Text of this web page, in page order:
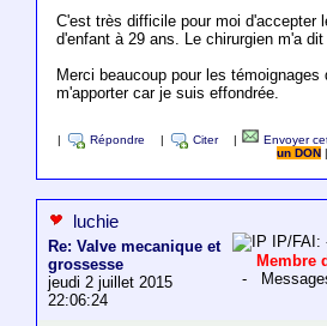
C'est très difficile pour moi d'accepter
d'enfant à 29 ans. Le chirurgien m'a
Merci beaucoup pour les témoignages
m'apporter car je suis effondrée.
Répondre Citer Envoyer
un DON
luchie
Re: Valve mecanique et
grossesse
jeudi 2 juillet 2015
22:06:24
IP/FAI:
Membre
-